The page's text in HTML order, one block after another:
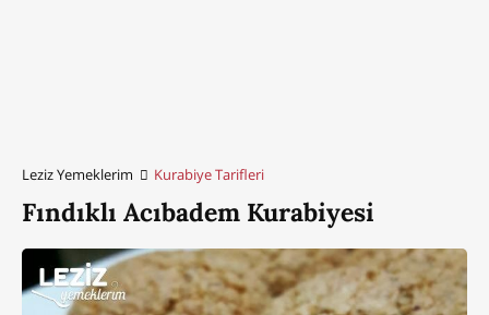
Leziz Yemeklerim Kurabiye Tarifleri
Fındıklı Acıbadem Kurabiyesi